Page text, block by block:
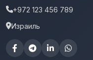
+972 123 456 789
Израиль